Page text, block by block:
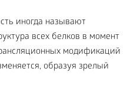
иногда называют
всех белков в момент
модификаций
образуя зрелый